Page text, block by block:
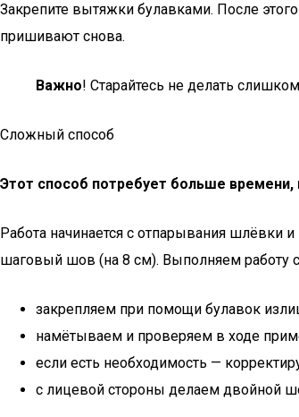
Закрепите вытяжки булавками. После
пришивают снова.
Важно! Старайтесь не делать
Сложный способ
Этот способ потребует больше времени,
Работа начинается с отпарывания шлёвки
шаговый шов (на 8 см). Выполняем работу
закрепляем при помощи булавок
намётываем и проверяем в ходе
если есть необходимость —
с лицевой стороны делаем двойной